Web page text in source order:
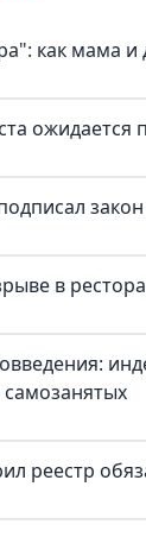
как мама
в
реестр